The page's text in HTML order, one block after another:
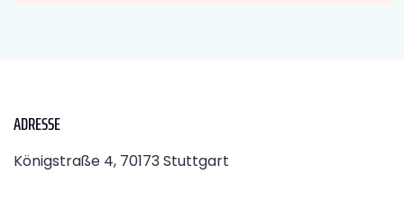
ADRESSE
Königstraße 4, 70173 Stuttgart